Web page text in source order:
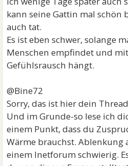
kann seine Gattin mal schön
auch tat.
Es ist eben schwer, solange
Menschen empfindet und
Gefühlsrausch hängt.
@Bine72
Sorry, das ist hier dein
Und im Grunde-so lese ich
einem Punkt, dass du
Wärme brauchst. Ablenkung
einem Inetforum schwierig.